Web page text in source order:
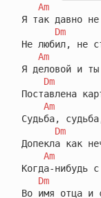
Am
Я так давно
Dm
Не любил, не
Am
Я деловой и
Dm
Поставлена
Am
Судьба,
Dm
Допекла как
Am
Когда-нибудь
Dm
Во имя отца и